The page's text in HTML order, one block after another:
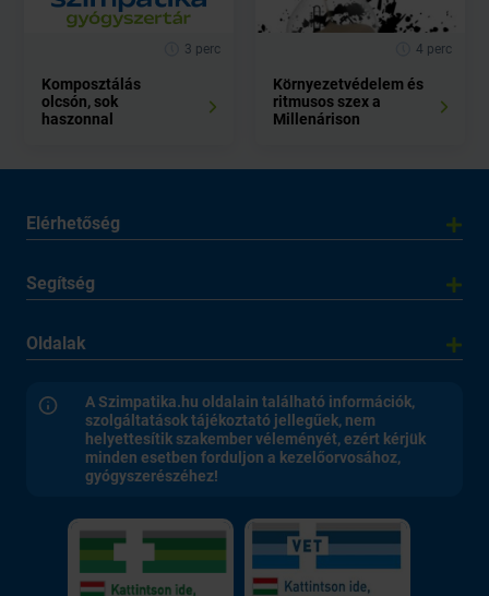
3 perc
Komposztálás
olcsón, sok
haszonnal
4 perc
Környezetvédelem és
ritmusos szex a
Millenárison
Elérhetőség
Segítség
Oldalak
A Szimpatika.hu oldalain található információk,
szolgáltatások tájékoztató jellegűek, nem
helyettesítik szakember véleményét, ezért kérjük
minden esetben forduljon a kezelőorvosához,
gyógyszerészéhez!